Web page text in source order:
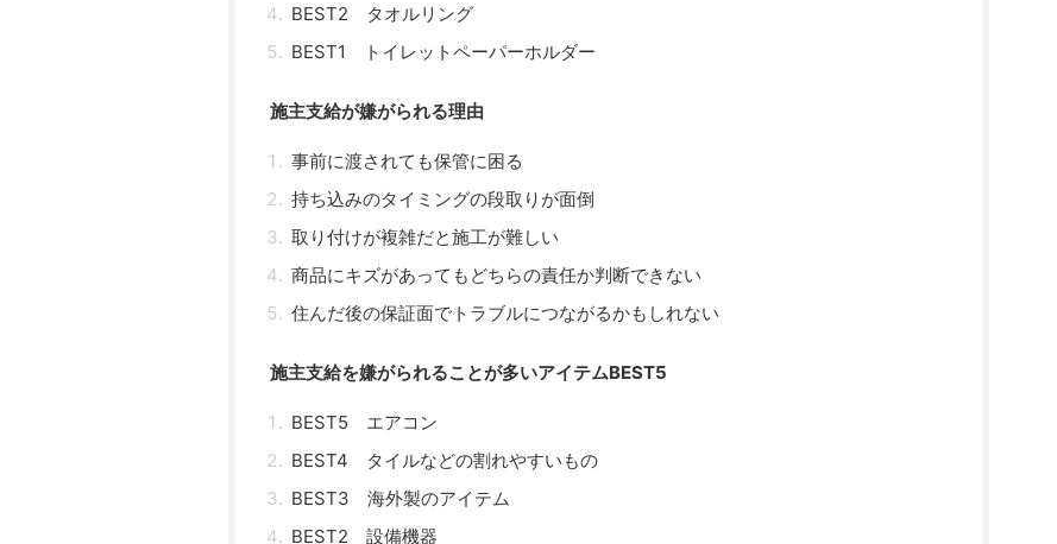
BEST2 タオルリング
BEST1 トイレットペーパーホルダー
施主支給が嫌がられる理由
事前に渡されても保管に困る
持ち込みのタイミングの段取りが面倒
取り付けが複雑だと施工が難しい
商品にキズがあってもどちらの責任か判断できない
住んだ後の保証面でトラブルにつながるかもしれない
施主支給を嫌がられることが多いアイテムBEST5
BEST5 エアコン
BEST4 タイルなどの割れやすいもの
BEST3 海外製のアイテム
BEST2 設備機器